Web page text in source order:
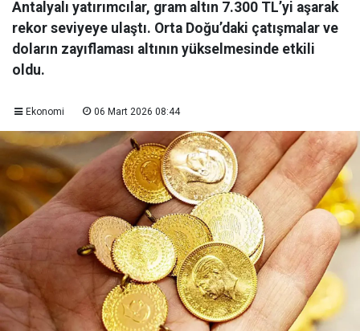
Antalyalı yatırımcılar, gram altın 7.300 TL’yi aşarak
rekor seviyeye ulaştı. Orta Doğu’daki çatışmalar ve
doların zayıflaması altının yükselmesinde etkili
oldu.
Ekonomi 06 Mart 2026 08:44